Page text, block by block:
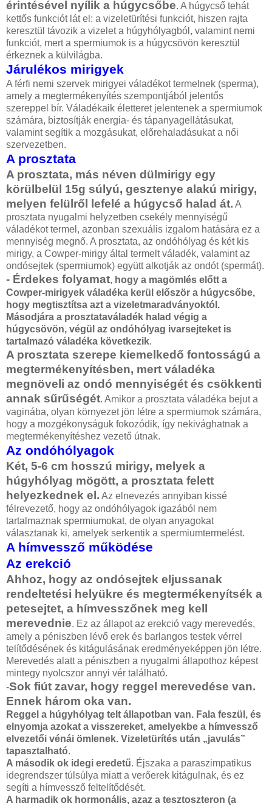
érintésével nyílik a húgycsőbe. A húgycső tehát
kettős funkciót lát el: a vizeletürítési funkciót, hiszen rajta
keresztül távozik a vizelet a húgyhólyagból, valamint nemi
funkciót, mert a spermiumok is a húgycsövön keresztül
érkeznek a külvilágba.
Járulékos mirigyek
A férfi nemi szervek mirigyei váladékot termelnek (sperma),
amely a megtermékenyítés szempontjából jelentős
szereppel bír. Váladékaik életteret jelentenek a spermiumok
számára, biztosítják energia- és tápanyagellátásukat,
valamint segítik a mozgásukat, előrehaladásukat a női
szervezetben.
A prosztata
A prosztata, más néven dülmirigy egy
körülbelül 15g súlyú, gesztenye alakú mirigy,
melyen felülről lefelé a húgycső halad át. A
prosztata nyugalmi helyzetben csekély mennyiségű
váladékot termel, azonban szexuális izgalom hatására ez a
mennyiség megnő. A prosztata, az ondóhólyag és két kis
mirigy, a Cowper-mirigy által termelt váladék, valamint az
ondósejtek (spermiumok) együtt alkotják az ondót (spermát).
- Érdekes folyamat, hogy a magömlés előtt a
Cowper-mirigyek váladéka kerül először a húgycsőbe,
hogy megtisztítsa azt a vizeletmaradványoktól.
Másodjára a prosztataváladék halad végig a
húgycsövön, végül az ondóhólyag ivarsejteket is
tartalmazó váladéka következik.
A prosztata szerepe kiemelkedő fontosságú a
megtermékenyítésben, mert váladéka
megnöveli az ondó mennyiségét és csökkenti
annak sűrűségét. Amikor a prosztata váladéka bejut a
vaginába, olyan környezet jön létre a spermiumok számára,
hogy a mozgékonyságuk fokozódik, így nekivághatnak a
megtermékenyítéshez vezető útnak.
Az ondóhólyagok
Két, 5-6 cm hosszú mirigy, melyek a
húgyhólyag mögött, a prosztata felett
helyezkednek el. Az elnevezés annyiban kissé
félrevezető, hogy az ondóhólyagok igazából nem
tartalmaznak spermiumokat, de olyan anyagokat
választanak ki, amelyek serkentik a spermiumtermelést.
A hímvessző működése
Az erekció
Ahhoz, hogy az ondósejtek eljussanak
rendeltetési helyükre és megtermékenyítsék a
petesejtet, a hímvesszőnek meg kell
merevednie. Ez az állapot az erekció vagy merevedés,
amely a péniszben lévő erek és barlangos testek vérrel
telítődésének és kitágulásának eredményeképpen jön létre.
Merevedés alatt a péniszben a nyugalmi állapothoz képest
mintegy nyolcszor annyi vér található.
-Sok fiút zavar, hogy reggel merevedése van.
Ennek három oka van.
Reggel a húgyhólyag telt állapotban van. Fala feszül, és
elnyomja azokat a visszereket, amelyekbe a hímvessző
elvezetői vénái ömlenek. Vizeletürítés után „javulás”
tapasztalható.
A második ok idegi eredetű. Éjszaka a paraszimpatikus
idegrendszer túlsúlya miatt a verőerek kitágulnak, és ez
segíti a hímvessző feltelítődését.
A harmadik ok hormonális, azaz a tesztoszteron (a